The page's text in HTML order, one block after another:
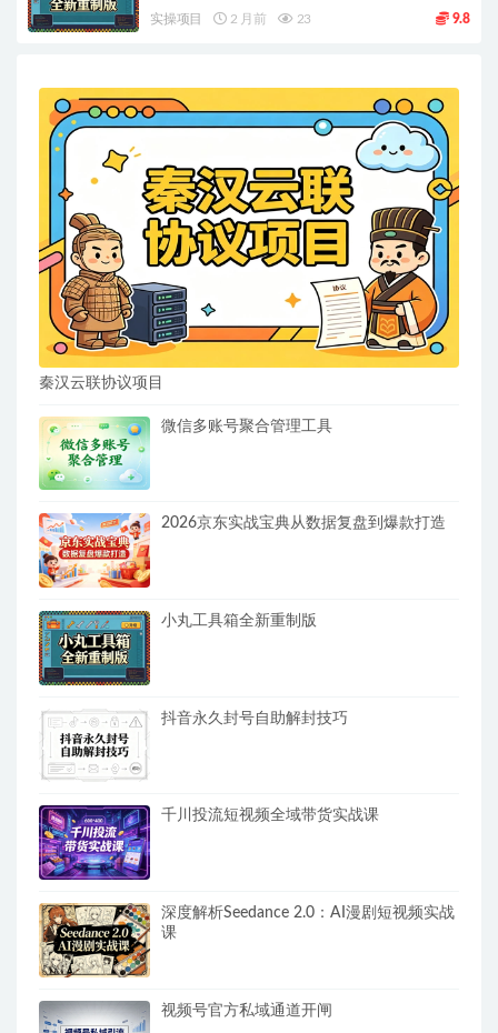
实操项目 2 月前 23 9.8
秦汉云联协议项目
微信多账号聚合管理工具
2026京东实战宝典从数据复盘到爆款打造
小丸工具箱全新重制版
抖音永久封号自助解封技巧
千川投流短视频全域带货实战课
深度解析Seedance 2.0：AI漫剧短视频实战
课
视频号官方私域通道开闸